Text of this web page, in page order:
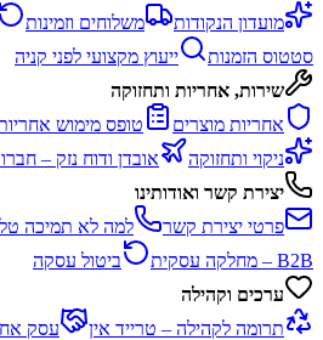
מועדון הנקודות
משלוחים וזמינות
סטטוס הזמנות
ייעוץ מקצועי לפני קניה
שירות, אחריות ותחזוקה
אחריות מוצרים
טופס מימוש
ניקוי ותחזוקה
אובדן ודוח נזק –
יצירת קשר ואודותינו
פרטי יצירת קשר
למה לא תמיכה
B2B – מחלקה עסקית
ביטול עסקה
ערכים וקהילה
תרומה לקהילה – טרייד אין
עסק